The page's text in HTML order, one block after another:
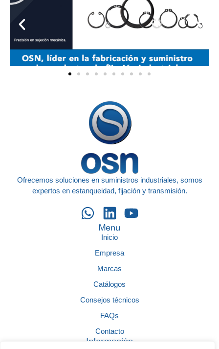
Ofrecemos soluciones en suministros industriales, somos
expertos en estanqueidad, fijación y transmisión.
Menu
Inicio
Empresa
Marcas
Catálogos
Consejos técnicos
FAQs
Contacto
Información